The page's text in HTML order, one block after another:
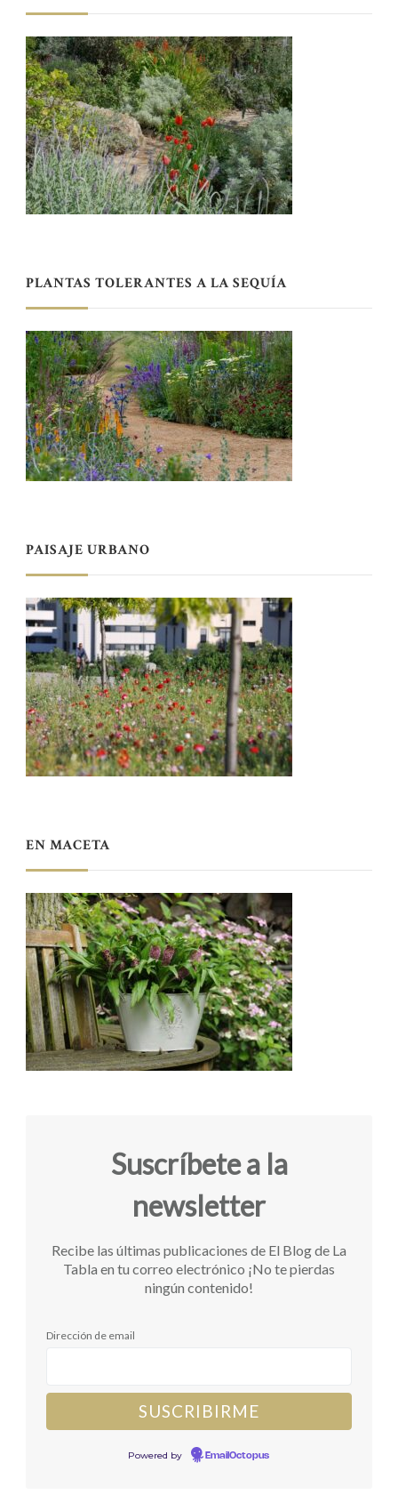
PLANTAS TOLERANTES A LA SEQUÍA
PAISAJE URBANO
EN MACETA
Suscríbete a la
newsletter
Recibe las últimas publicaciones de El Blog de La
Tabla en tu correo electrónico ¡No te pierdas
ningún contenido!
Dirección de email
Powered by EmailOctopus